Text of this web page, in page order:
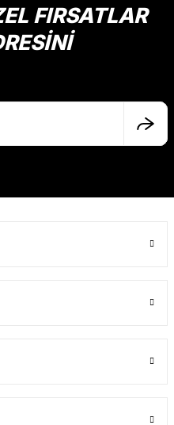
görüntülenemiyor.
bulunuyor.
pahalı.
olmalı.
FIRSATLAR